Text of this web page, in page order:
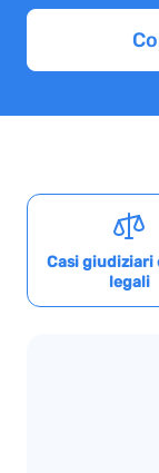
Casi giudiziari
legali